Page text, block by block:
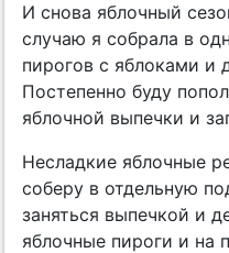
И снова яблочный
случаю я собрала в
пирогов с яблоками и
Постепенно буду
яблочной выпечки и
Несладкие яблочные
соберу в отдельную
заняться выпечкой и
яблочные пироги и на